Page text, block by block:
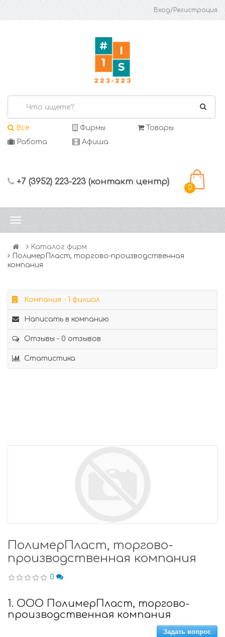
Вход/Регистрация
Все Фирмы
Товары
Работа
Афиша
+7 (3952) 223-223 (контакт центр)
0
Каталог фирм
ПолимерПласт, торгово-производственная
компания
Компания - 1 филиал
Написать в компанию
Отзывы - 0 отзывов
Статистика
ПолимерПласт, торгово-
производственная компания
0
1. ООО ПолимерПласт, торгово-
производственная компания
Задать вопрос